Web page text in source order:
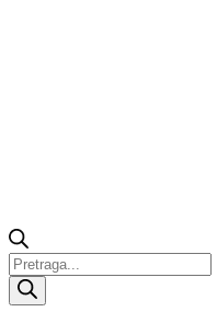
Products
search